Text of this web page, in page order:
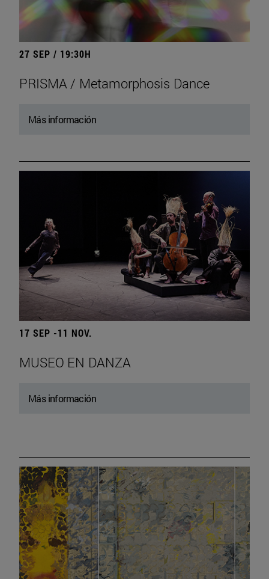
27 SEP / 19:30H
PRISMA / Metamorphosis Dance
Más información
17 SEP -11 NOV.
MUSEO EN DANZA
Más información